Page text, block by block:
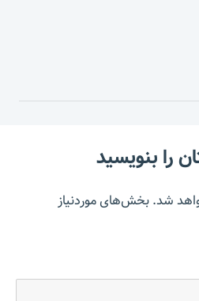
را بنویسید
شد.بخش‌های موردنیاز